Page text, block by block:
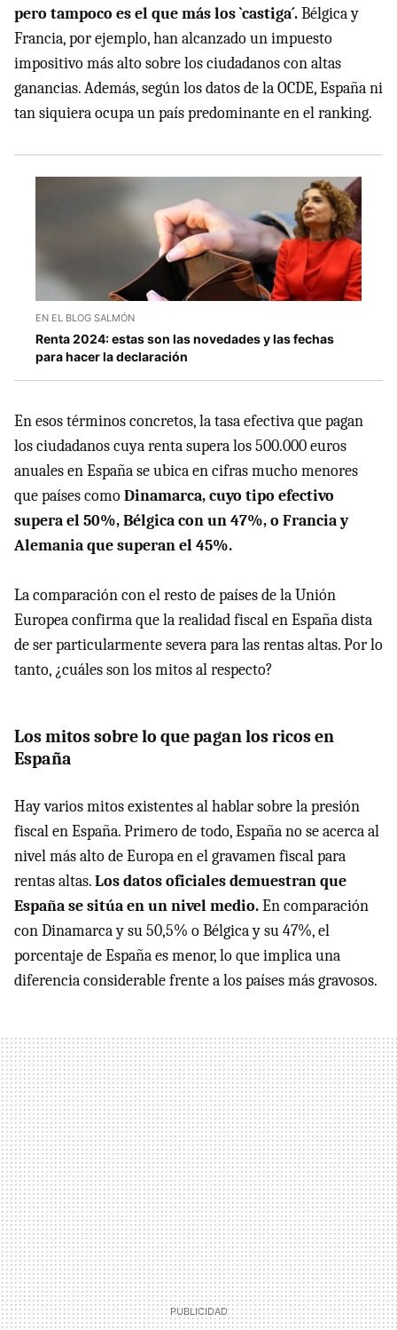
pero tampoco es el que más los `castiga´.Bélgica y
Francia, por ejemplo, han alcanzado un impuesto
impositivo más alto sobre los ciudadanos con altas
ganancias. Además, según los datos de la OCDE, España ni
tan siquiera ocupa un país predominante en el ranking.
EN EL BLOG SALMÓN
Renta 2024: estas son las novedades y las fechas
para hacer la declaración
En esos términos concretos, la tasa efectiva que pagan
los ciudadanos cuya renta supera los 500.000 euros
anuales en España se ubica en cifras mucho menores
que países comoDinamarca, cuyo tipo efectivo
supera el 50%, Bélgica con un 47%, o Francia y
Alemania que superan el 45%.
La comparación con el resto de países de la Unión
Europea confirma que la realidad fiscal en España dista
de ser particularmente severa para las rentas altas. Por lo
tanto, ¿cuáles son los mitos al respecto?
Los mitos sobre lo que pagan los ricos en
España
Hay varios mitos existentes al hablar sobre la presión
fiscal en España. Primero de todo, España no se acerca al
nivel más alto de Europa en el gravamen fiscal para
rentas altas.Los datos oficiales demuestran que
España se sitúa en un nivel medio.En comparación
con Dinamarca y su 50,5% o Bélgica y su 47%, el
porcentaje de España es menor, lo que implica una
diferencia considerable frente a los países más gravosos.